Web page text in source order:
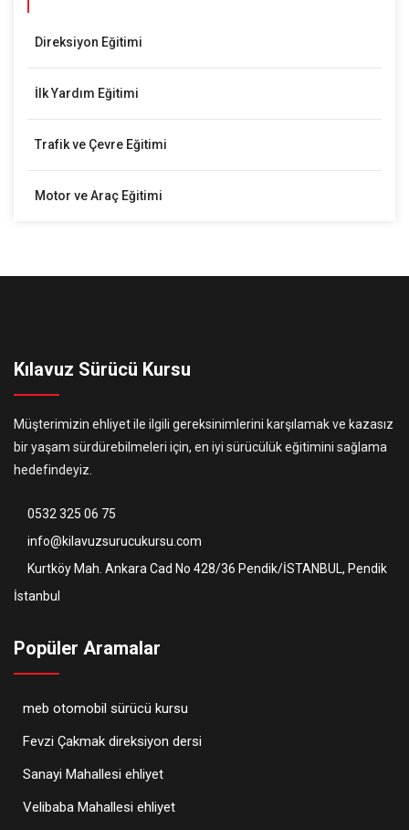
Direksiyon Eğitimi
İlk Yardım Eğitimi
Trafik ve Çevre Eğitimi
Motor ve Araç Eğitimi
Kılavuz Sürücü Kursu
Müşterimizin ehliyet ile ilgili gereksinimlerini karşılamak ve kazasız
bir yaşam sürdürebilmeleri için, en iyi sürücülük eğitimini sağlama
hedefindeyiz.
0532 325 06 75
info@kilavuzsurucukursu.com
Kurtköy Mah. Ankara Cad No 428/36 Pendik/İSTANBUL, Pendik
İstanbul
Popüler Aramalar
meb otomobil sürücü kursu
Fevzi Çakmak direksiyon dersi
Sanayi Mahallesi ehliyet
Velibaba Mahallesi ehliyet